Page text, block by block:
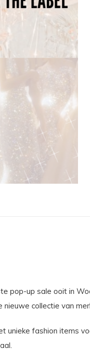
pop-up sale ooit in
collectie van
fashion items